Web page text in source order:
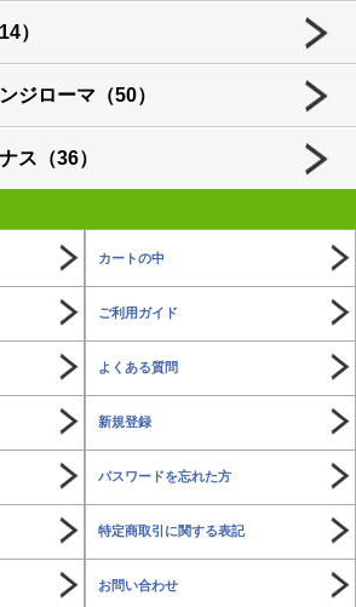
）
ジローマ（50）
ス（36）
カートの中
ご利用ガイド
よくある質問
新規登録
パスワードを忘れた方
特定商取引に関する表記
お問い合わせ